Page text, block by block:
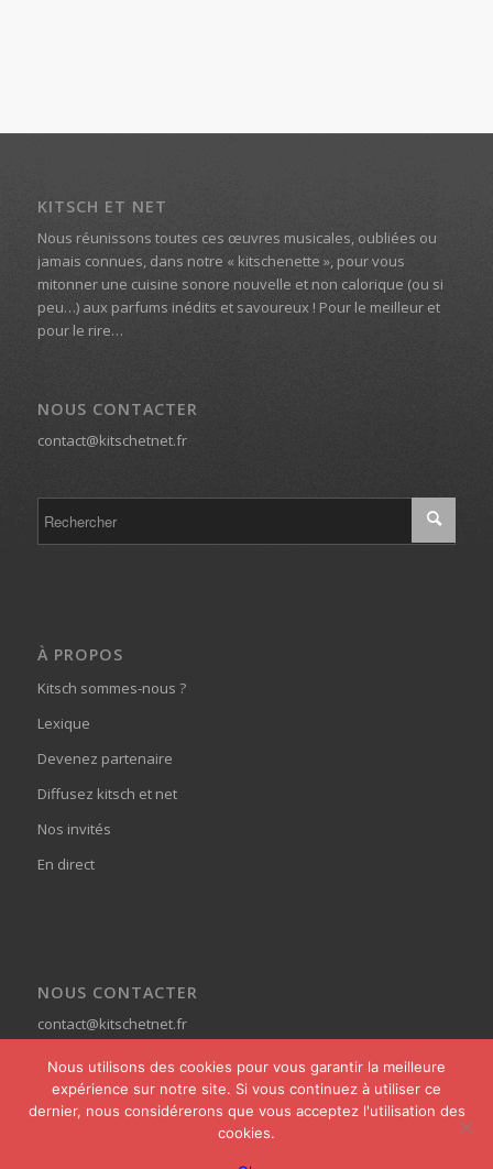
KITSCH ET NET
Nous réunissons toutes ces œuvres musicales, oubliées ou
jamais connues, dans notre « kitschenette », pour vous
mitonner une cuisine sonore nouvelle et non calorique (ou si
peu…) aux parfums inédits et savoureux ! Pour le meilleur et
pour le rire…
NOUS CONTACTER
contact@kitschetnet.fr
À PROPOS
Kitsch sommes-nous ?
Lexique
Devenez partenaire
Diffusez kitsch et net
Nos invités
En direct
NOUS CONTACTER
contact@kitschetnet.fr
powered by Enfold WordPress Theme
Nous utilisons des cookies pour vous garantir la meilleure
expérience sur notre site. Si vous continuez à utiliser ce
dernier, nous considérerons que vous acceptez l'utilisation des
cookies.